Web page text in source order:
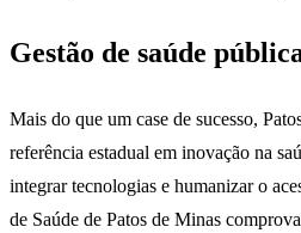
Gestão de saúde
Mais do que um case de sucesso,
referência estadual em inovação na
integrar tecnologias e humanizar o
de Saúde de Patos de Minas